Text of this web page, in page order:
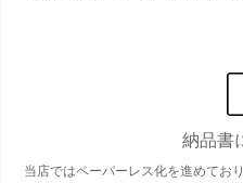
納品書
当店ではペーパーレス化を進めてお